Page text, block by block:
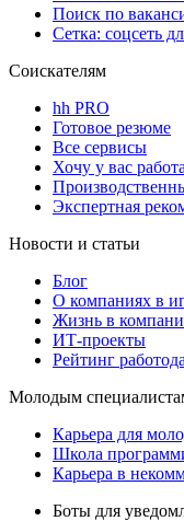
Поиск по
Сетка: соцсеть
Соискателям
hh PRO
Готовое резюме
Все сервисы
Хочу у вас
Экспертная
Новости и статьи
Блог
О компаниях в
Жизнь в
ИТ-проекты
Рейтинг
Молодым
Карьера для
Школа
Карьера в
Боты для